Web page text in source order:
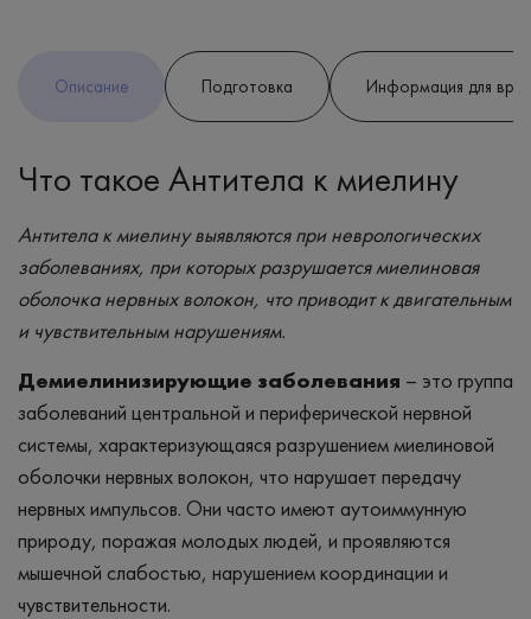
Описание Подготовка Информация для
Что такое Антитела к миелину
Антитела к миелину выявляются при неврологических
заболеваниях, при которых разрушается миелиновая
оболочка нервных волокон, что приводит к двигательным
и чувствительным нарушениям.
Демиелинизирующие заболевания – это группа
заболеваний центральной и периферической нервной
системы, характеризующаяся разрушением миелиновой
оболочки нервных волокон, что нарушает передачу
нервных импульсов. Они часто имеют аутоиммунную
природу, поражая молодых людей, и проявляются
мышечной слабостью, нарушением координации и
чувствительности.